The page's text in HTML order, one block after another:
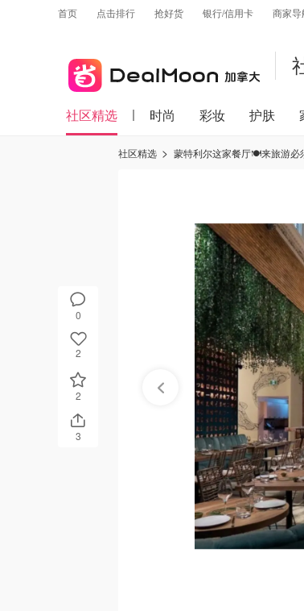
首页 点击排行 抢好货 银行/信用卡 商家导
社区精选 时尚 彩妆 护肤
0
2
2
3
社区精选 蒙特利尔这家餐厅🍽来旅游必